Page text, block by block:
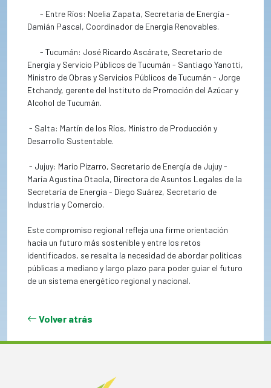
- Entre Ríos: Noelia Zapata, Secretaria de Energía -
Damián Pascal, Coordinador de Energía Renovables.
- Tucumán: José Ricardo Ascárate, Secretario de
Energía y Servicio Públicos de Tucumán - Santiago Yanotti,
Ministro de Obras y Servicios Públicos de Tucumán - Jorge
Etchandy, gerente del Instituto de Promoción del Azúcar y
Alcohol de Tucumán.
- Salta: Martín de los Ríos, Ministro de Producción y
Desarrollo Sustentable.
- Jujuy: Mario Pizarro, Secretario de Energía de Jujuy -
María Agustina Otaola, Directora de Asuntos Legales de la
Secretaría de Energía - Diego Suárez, Secretario de
Industria y Comercio.
Este compromiso regional refleja una firme orientación
hacia un futuro más sostenible y entre los retos
identificados, se resalta la necesidad de abordar políticas
públicas a mediano y largo plazo para poder guiar el futuro
de un sistema energético regional y nacional.
Volver atrás